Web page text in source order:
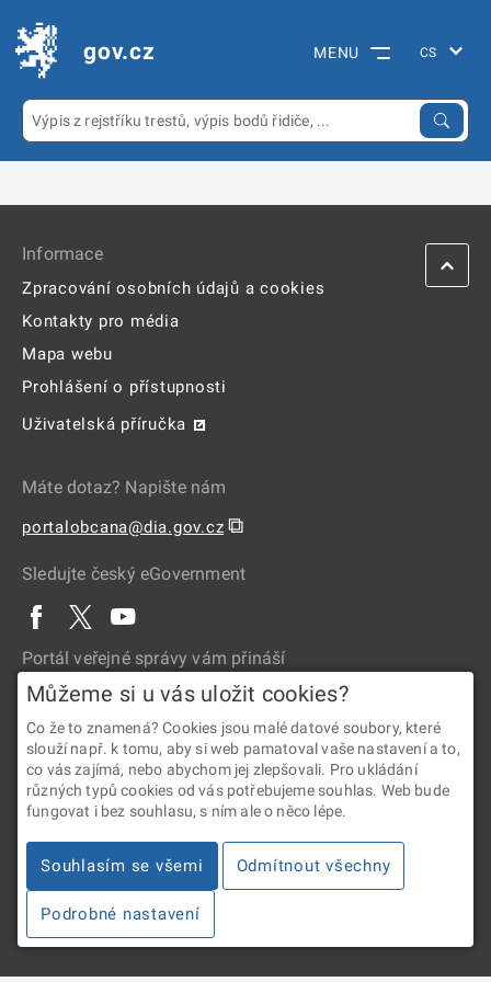
gov.cz MENU
Informace
Zpracování osobních údajů a cookies
Kontakty pro média
Mapa webu
Prohlášení o přístupnosti
Uživatelská příručka
Máte dotaz? Napište nám
portalobcana@dia.gov.cz ⧉
Sledujte český eGovernment
Portál veřejné správy vám přináší
2026 © Digitální a informační agentura • Informace jsou poskytovány
v souladu se zákonem č. 106/1999 Sb., o svobodném přístupu
Verze 4.2.288
Můžeme si u vás uložit cookies?
Co že to znamená? Cookies jsou malé datové soubory, které
slouží např. k tomu, aby si web pamatoval vaše nastavení a to,
co vás zajímá, nebo abychom jej zlepšovali. Pro ukládání
různých typů cookies od vás potřebujeme souhlas. Web bude
fungovat i bez souhlasu, s ním ale o něco lépe.
Souhlasím se všemi Odmítnout všechny
Podrobné nastavení